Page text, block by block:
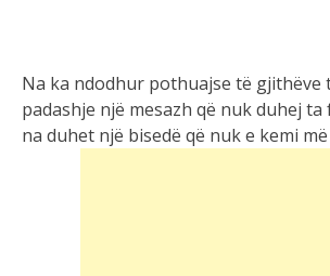
Na ka ndodhur pothuajse të gjithëve
padashje një mesazh që nuk duhej
na duhet një bisedë që nuk e kemi